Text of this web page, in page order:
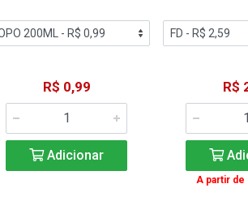
R$ 0,99
Adicionar
R$
A partir de